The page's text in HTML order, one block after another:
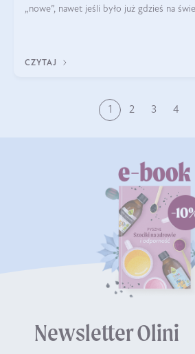
„nowe”, nawet jeśli było już gdzieś na
CZYTAJ
1 2 3 4
Newsletter Olini